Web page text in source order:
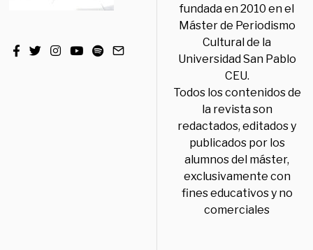
fundada en 2010 en el
Máster de Periodismo
Cultural de la
Universidad San Pablo
CEU.
Todos los contenidos de
la revista son
redactados, editados y
publicados por los
alumnos del máster,
exclusivamente con
fines educativos y no
comerciales